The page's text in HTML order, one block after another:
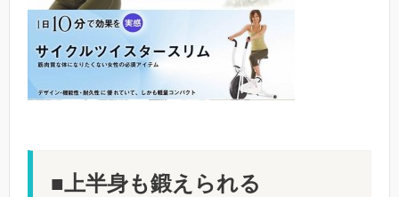
■上半身も鍛えられる